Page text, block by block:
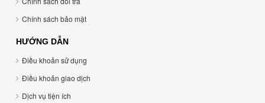
Chính sách bảo mật
HƯỚNG DẪN
Điều khoản sử dụng
Điều khoản giao dịch
Dịch vụ tiện ích